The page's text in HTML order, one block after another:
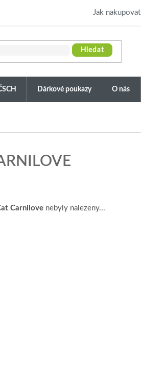
Jak nakupovat
Hledat
Dárkové poukazy O nás
Carnilove nebyly nalezeny...